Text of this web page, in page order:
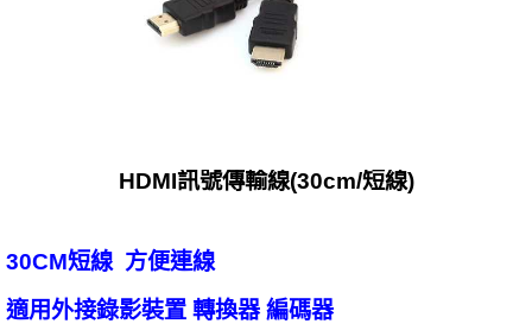
HDMI訊號傳輸線(30cm/短線)
30CM短線 方便連線
適用外接錄影裝置 轉換器 編碼器